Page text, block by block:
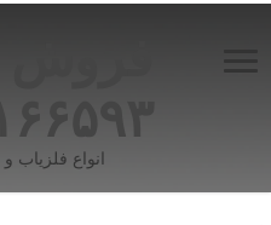
انواع فلزیاب